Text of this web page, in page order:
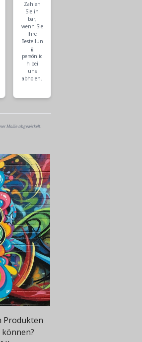
Zahlen
Sie in
bar,
wenn Sie
Ihre
Bestellun
g
persönlic
h bei
uns
abholen.
Mollie abgewickelt.
Produkten